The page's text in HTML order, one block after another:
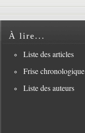
À lire...
Liste des articles
Frise chronologique
Liste des auteurs